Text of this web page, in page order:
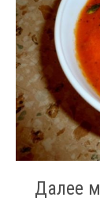
Далее